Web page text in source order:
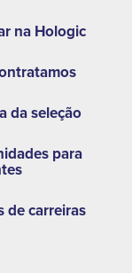
na Hologic
da seleção
para
de carreiras